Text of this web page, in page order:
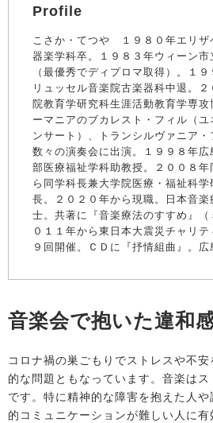
Profile
こさか・てつや １９８０年エリザ
器楽学科卒。１９８３年ウィーン
（最優秀でディプロマ取得）。１
リュッセル音楽院古楽器科中退。
院教育学研究科生涯活動教育学専
ーマニアのブカレスト・フィル（ユ
ンサート）、トランシルヴァニア
数々の演奏会に出演。１９９８年
部医療福祉学科助教授。２００８
ら同学科長兼大学院医療・福祉科
長。２０２０年から現職。日本音
士。共著に『音楽療法のすすめ』（
０１１年から東日本大震災チャリ
９回開催。ＣＤに『抒情組曲』。広
音楽会で抱いた違和
コロナ禍の巣ごもりでストレスや不
的な問題ともなっています。音楽は
です。特に精神的な障害を抱えた人
的コミュニケーションが難しい人に